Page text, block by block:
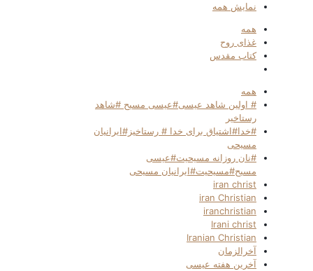
نمایش همه
همه
غذای روح
کتاب مقدس
همه
# اولین شاهد عیسی#عیسی مسیح #شاهد
رستاخیر
#خدا#اشتیاق برای خدا # رستاخیز#ایرانیان
مسیحی
#نان روزانه مسیحیت#عیسی
مسیح#مسیحیت#ایرانیان مسیحی
iran christ
iran Christian
iranchristian
Irani christ
Iranian Christian
آخرالزمان
آخرین هفته عیسی